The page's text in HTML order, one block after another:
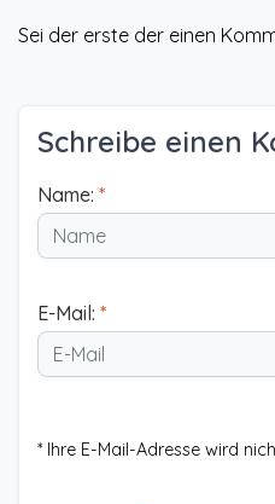
Sei der erste der einen
Schreibe einen
Name: *
E-Mail: *
* Ihre E-Mail-Adresse wird